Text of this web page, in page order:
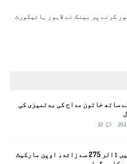
کرنے پر بینک نے لاہور ہائیکورٹ
ساتھ خاتون مداح کی بدتمیزی کی
10
انٹربینک میں ڈالر 275 سے زائد، اوپن مارکیٹ